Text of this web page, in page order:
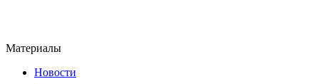
Материалы
Новости